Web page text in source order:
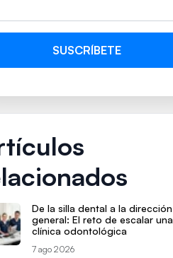
De la silla dental a la dirección
general: El reto de escalar una
clínica odontológica
7 ago 2026